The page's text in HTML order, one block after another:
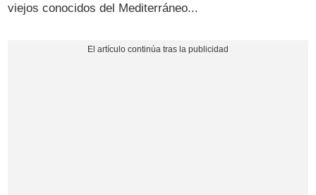
viejos conocidos del Mediterráneo...